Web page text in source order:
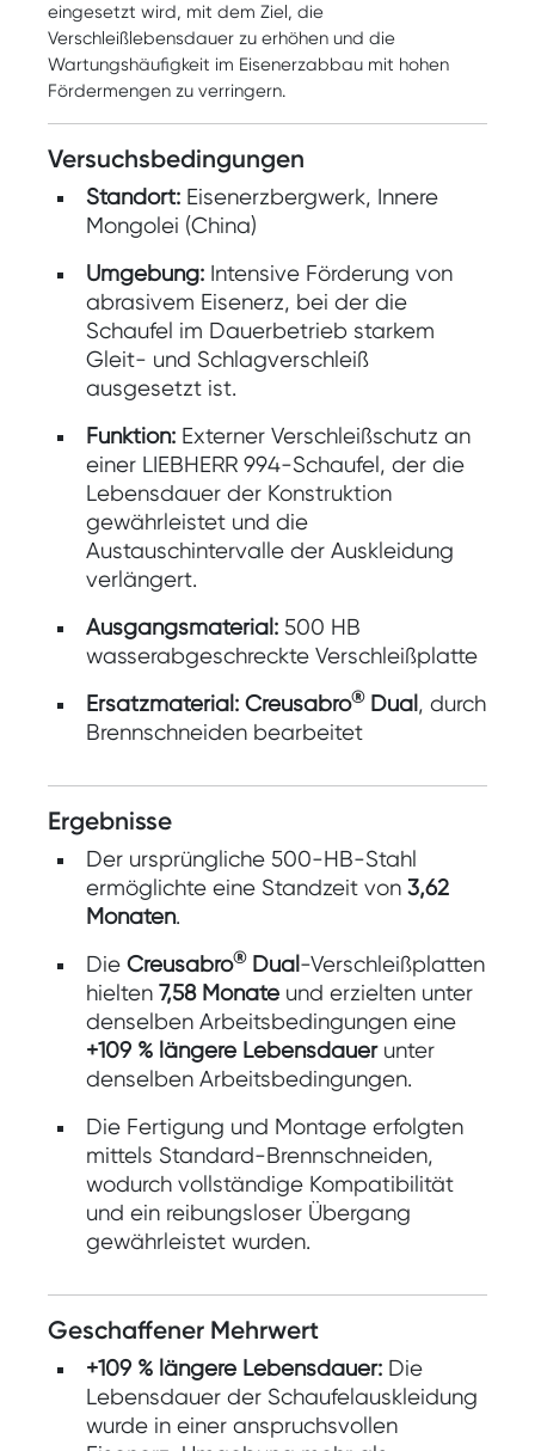
eingesetzt wird, mit dem Ziel, die
Verschleißlebensdauer zu erhöhen und die
Wartungshäufigkeit im Eisenerzabbau mit hohen
Fördermengen zu verringern.
Versuchsbedingungen
Standort:Eisenerzbergwerk, Innere
Mongolei (China)
Umgebung:Intensive Förderung von
abrasivem Eisenerz, bei der die
Schaufel im Dauerbetrieb starkem
Gleit- und Schlagverschleiß
ausgesetzt ist.
Funktion:Externer Verschleißschutz an
einer LIEBHERR 994-Schaufel, der die
Lebensdauer der Konstruktion
gewährleistet und die
Austauschintervalle der Auskleidung
verlängert.
Ausgangsmaterial:500 HB
wasserabgeschreckte Verschleißplatte
Ersatzmaterial: Creusabro®Dual , durch
Brennschneiden bearbeitet
Ergebnisse
Der ursprüngliche 500-HB-Stahl
ermöglichte eine Standzeit von 3,62
Monaten.
Die Creusabro®Dual -Verschleißplatten
hielten 7,58 Monateund erzielten unter
denselben Arbeitsbedingungen eine
+109 % längere Lebensdauerunter
denselben Arbeitsbedingungen.
Die Fertigung und Montage erfolgten
mittels Standard-Brennschneiden,
wodurch vollständige Kompatibilität
und ein reibungsloser Übergang
gewährleistet wurden.
Geschaffener Mehrwert
+109 % längere Lebensdauer:Die
Lebensdauer der Schaufelauskleidung
wurde in einer anspruchsvollen